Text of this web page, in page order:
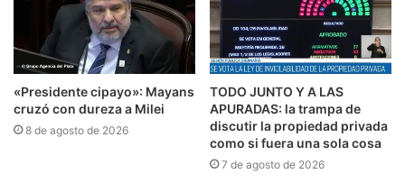
«Presidente cipayo»: Mayans
cruzó con dureza a Milei
8 de agosto de 2026
TODO JUNTO Y A LAS
APURADAS: la trampa de
discutir la propiedad privada
como si fuera una sola cosa
7 de agosto de 2026